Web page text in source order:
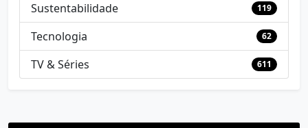
Sustentabilidade 119
Tecnologia 62
TV & Séries 611